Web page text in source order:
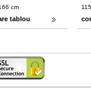
cm
tablou